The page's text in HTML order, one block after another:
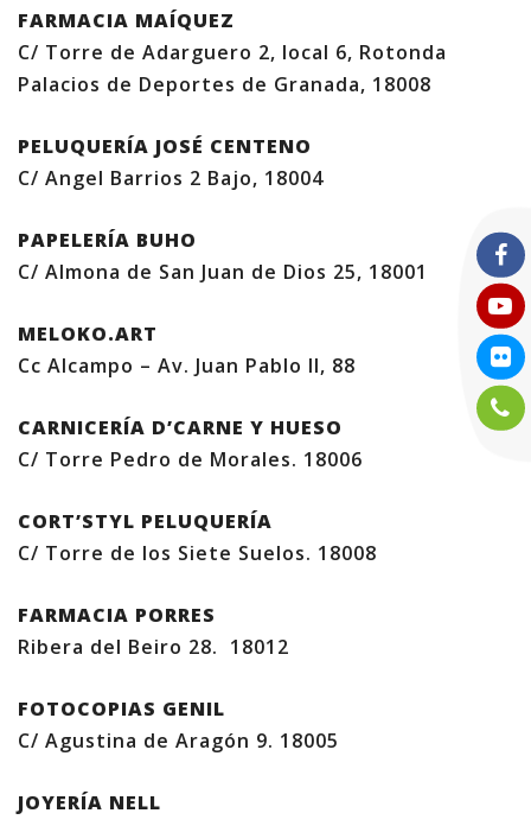
FARMACIA MAÍQUEZ
C/ Torre de Adarguero 2, local 6, Rotonda
Palacios de Deportes de Granada, 18008
PELUQUERÍA JOSÉ CENTENO
C/ Angel Barrios 2 Bajo, 18004
PAPELERÍA BUHO
C/ Almona de San Juan de Dios 25, 18001
MELOKO.ART
Cc Alcampo – Av. Juan Pablo ll, 88
CARNICERÍA D’CARNE Y HUESO
C/ Torre Pedro de Morales. 18006
CORT’STYL PELUQUERÍA
C/ Torre de los Siete Suelos. 18008
FARMACIA PORRES
Ribera del Beiro 28. 18012
FOTOCOPIAS GENIL
C/ Agustina de Aragón 9. 18005
JOYERÍA NELL